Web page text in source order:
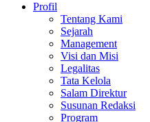
Profil
Tentang Kami
Sejarah
Management
Visi dan Misi
Legalitas
Tata Kelola
Salam Direktur
Susunan Redaksi
Program